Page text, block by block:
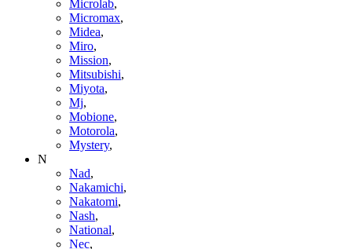
Microlab,
Micromax,
Midea,
Miro,
Mission,
Mitsubishi,
Miyota,
Mj,
Mobione,
Motorola,
Mystery,
N
Nad,
Nakamichi,
Nakatomi,
Nash,
National,
Nec,